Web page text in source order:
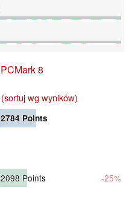
PCMark 8
(sortuj wg wyników)
2784 Points
2098 Points -25%